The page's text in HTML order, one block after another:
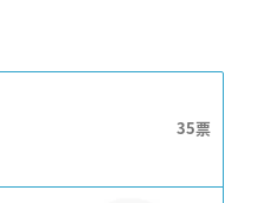
35